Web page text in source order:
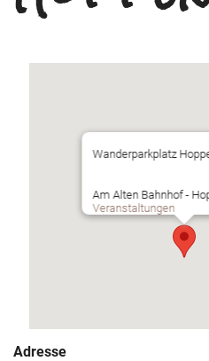
Wanderparkplatz
Am Alten Bahnhof -
Veranstaltungen
Adresse